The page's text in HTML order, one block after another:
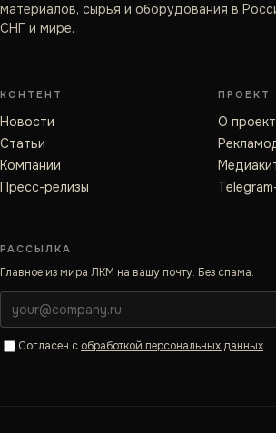
материалов, сырья и оборудования в
СНГ и мире.
КОНТЕНТ
Новости
Статьи
Компании
Пресс-релизы
ПРОЕКТ
О
РАССЫЛКА
Главное из мира ЛКМ на вашу почту. Без спама.
Согласен с обработкой персональных данных.